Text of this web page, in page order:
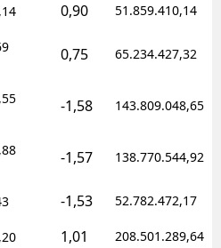
Muş
Nevşehir
Rize
Sakarya
Samsun
0,90 51.859.410,14
0,75 65.234.427,32
-1,58 143.809.048,65
-1,57 138.770.544,92
-1,53 52.782.472,17
1,01 208.501.289,64